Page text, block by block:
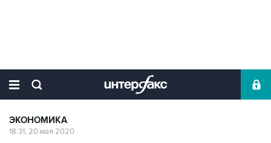
ЭКОНОМИКА
18:31, 20 мая 2020